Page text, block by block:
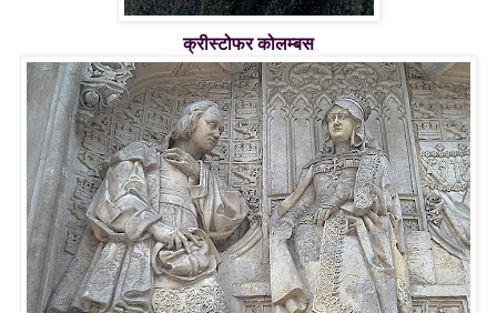
क्रीस्टोफर कोलम्बस